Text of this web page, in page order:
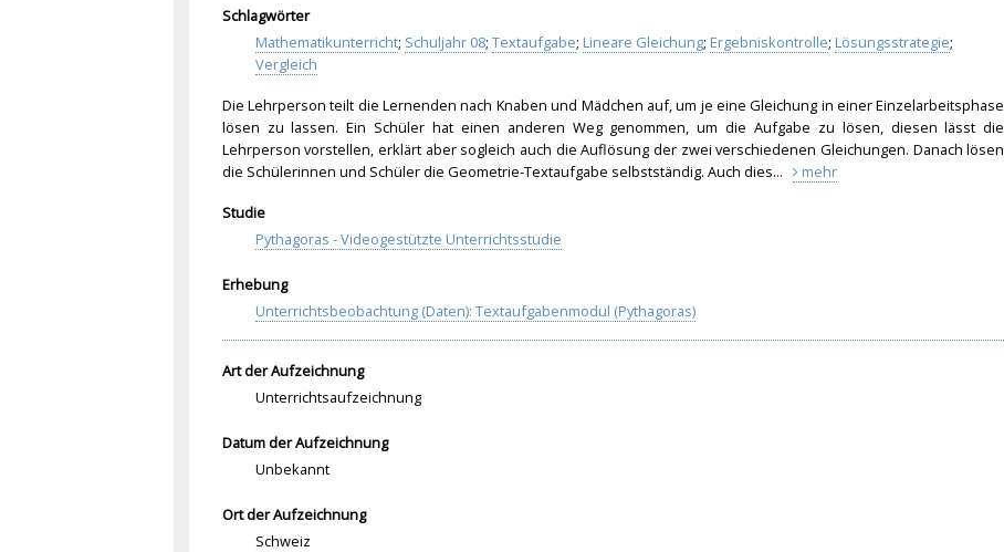
Schlagwörter
Mathematikunterricht; Schuljahr 08; Textaufgabe; Lineare Gleichung; Ergebniskontrolle; Lösungsstrategie;
Vergleich
Die Lehrperson teilt die Lernenden nach Knaben und Mädchen auf, um je eine Gleichung in einer Einzelarbeitsphase
lösen zu lassen. Ein Schüler hat einen anderen Weg genommen, um die Aufgabe zu lösen, diesen lässt die
Lehrperson vorstellen, erklärt aber sogleich auch die Auflösung der zwei verschiedenen Gleichungen. Danach lösen
die Schülerinnen und Schüler die Geometrie-Textaufgabe selbstständig. Auch dies... mehr
Studie
Pythagoras - Videogestützte Unterrichtsstudie
Erhebung
Unterrichtsbeobachtung (Daten): Textaufgabenmodul (Pythagoras)
Art der Aufzeichnung
Unterrichtsaufzeichnung
Datum der Aufzeichnung
Unbekannt
Ort der Aufzeichnung
Schweiz